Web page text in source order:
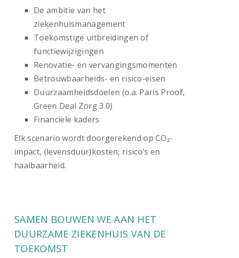
De ambitie van het
ziekenhuismanagement
Toekomstige uitbreidingen of
functiewijzigingen
Renovatie- en vervangingsmomenten
Betrouwbaarheids- en risico-eisen
Duurzaamheidsdoelen (o.a. Paris Proof,
Green Deal Zorg 3.0)
Financiële kaders
Elk scenario wordt doorgerekend op CO₂-
impact, (levensduur)kosten, risico’s en
haalbaarheid.
SAMEN BOUWEN WE AAN HET
DUURZAME ZIEKENHUIS VAN DE
TOEKOMST